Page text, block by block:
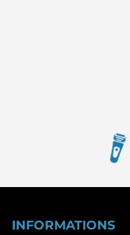
INFORMATIONS